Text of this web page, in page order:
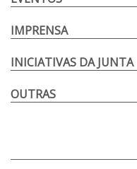
IMPRENSA
INICIATIVAS DA JUNTA
OUTRAS